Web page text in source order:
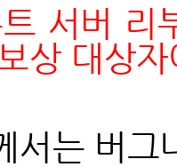
서버 리
상 대상
서는 버그